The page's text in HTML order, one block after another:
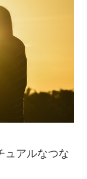
ュアルなつな